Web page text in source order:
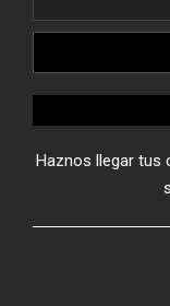
Haznos llegar tus